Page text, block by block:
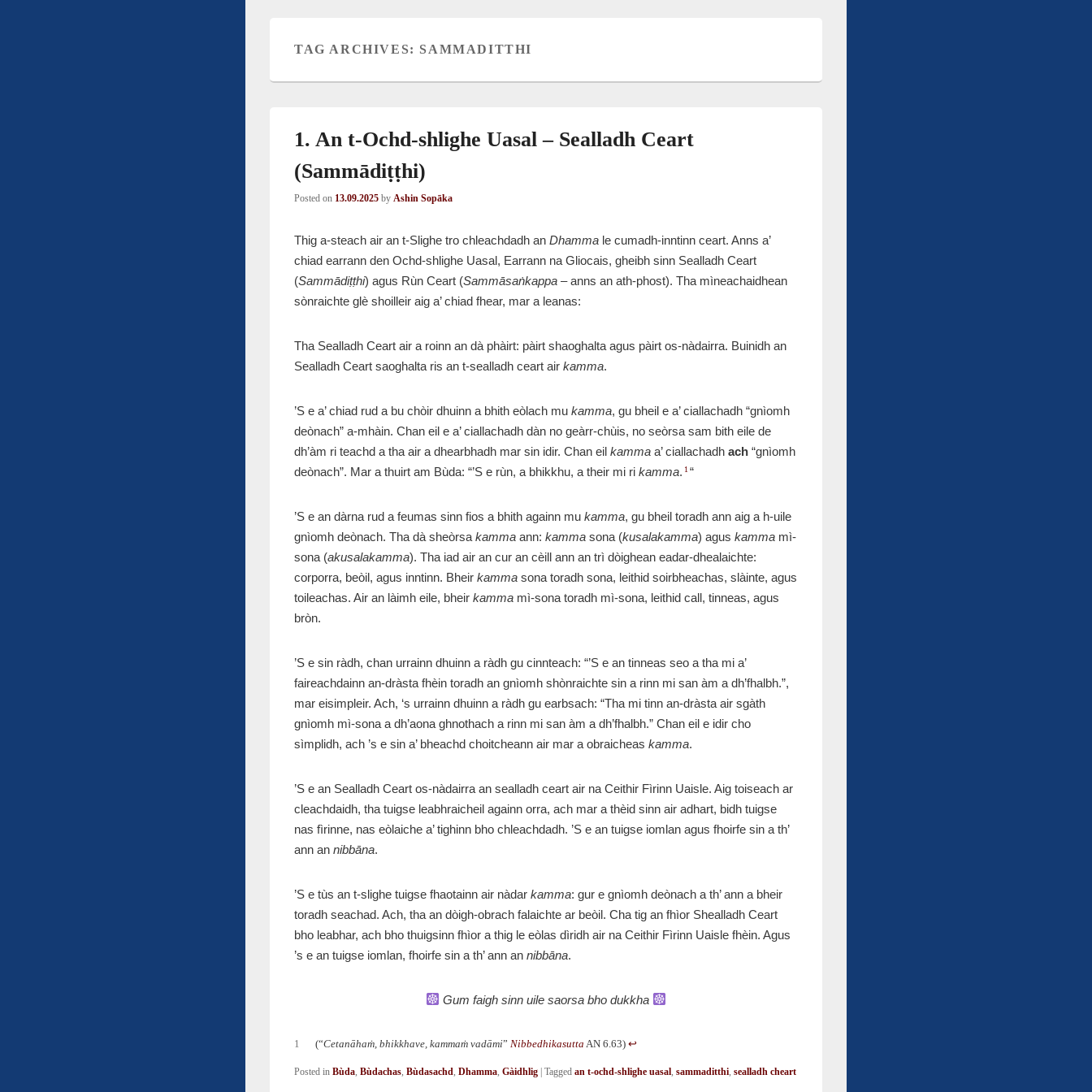
TAG ARCHIVES: SAMMADITTHI
1. An t-Ochd-shlighe Uasal – Sealladh Ceart
(Sammādiṭṭhi)
Posted on 13.09.2025 by Ashin Sopāka
Thig a-steach air an t-Slighe tro chleachdadh an Dhamma le cumadh-inntinn ceart. Anns a’
chiad earrann den Ochd-shlighe Uasal, Earrann na Gliocais, gheibh sinn Sealladh Ceart
(Sammādiṭṭhi) agus Rùn Ceart (Sammāsaṅkappa – anns an ath-phost). Tha mìneachaidhean
sònraichte glè shoilleir aig a’ chiad fhear, mar a leanas:
Tha Sealladh Ceart air a roinn an dà phàirt: pàirt shaoghalta agus pàirt os-nàdairra. Buinidh an
Sealladh Ceart saoghalta ris an t-sealladh ceart air kamma.
’S e a’ chiad rud a bu chòir dhuinn a bhith eòlach mu kamma, gu bheil e a’ ciallachadh “gnìomh
deònach” a-mhàin. Chan eil e a’ ciallachadh dàn no geàrr-chùis, no seòrsa sam bith eile de
dh’àm ri teachd a tha air a dhearbhadh mar sin idir. Chan eil kamma a’ ciallachadh ach “gnìomh
deònach”. Mar a thuirt am Bùda: “’S e rùn, a bhikkhu, a their mi ri kamma. 1 “
’S e an dàrna rud a feumas sinn fios a bhith againn mu kamma, gu bheil toradh ann aig a h-uile
gnìomh deònach. Tha dà sheòrsa kamma ann: kamma sona (kusalakamma) agus kamma mì-
sona (akusalakamma). Tha iad air an cur an cèill ann an trì dòighean eadar-dhealaichte:
corporra, beòil, agus inntinn. Bheir kamma sona toradh sona, leithid soirbheachas, slàinte, agus
toileachas. Air an làimh eile, bheir kamma mì-sona toradh mì-sona, leithid call, tinneas, agus
bròn.
’S e sin ràdh, chan urrainn dhuinn a ràdh gu cinnteach: “’S e an tinneas seo a tha mi a’
faireachdainn an-dràsta fhèin toradh an gnìomh shònraichte sin a rinn mi san àm a dh’fhalbh.”,
mar eisimpleir. Ach, ‘s urrainn dhuinn a ràdh gu earbsach: “Tha mi tinn an-dràsta air sgàth
gnìomh mì-sona a dh’aona ghnothach a rinn mi san àm a dh’fhalbh.” Chan eil e idir cho
sìmplidh, ach ’s e sin a’ bheachd choitcheann air mar a obraicheas kamma.
’S e an Sealladh Ceart os-nàdairra an sealladh ceart air na Ceithir Fìrinn Uaisle. Aig toiseach ar
cleachdaidh, tha tuigse leabhraicheil againn orra, ach mar a thèid sinn air adhart, bidh tuigse
nas fìrinne, nas eòlaiche a’ tighinn bho chleachdadh. ’S e an tuigse iomlan agus fhoirfe sin a th’
ann an nibbāna.
’S e tùs an t-slighe tuigse fhaotainn air nàdar kamma: gur e gnìomh deònach a th’ ann a bheir
toradh seachad. Ach, tha an dòigh-obrach falaichte ar beòil. Cha tig an fhìor Shealladh Ceart
bho leabhar, ach bho thuigsinn fhìor a thig le eòlas dìridh air na Ceithir Fìrinn Uaisle fhèin. Agus
’s e an tuigse iomlan, fhoirfe sin a th’ ann an nibbāna.
Gum faigh sinn uile saorsa bho dukkha
1 (“Cetanāhaṁ, bhikkhave, kammaṁ vadāmi” Nibbedhikasutta AN 6.63)↩︎
Posted in Bùda, Bùdachas, Bùdasachd, Dhamma, Gàidhlig Tagged an t-ochd-shlighe uasal, sammaditthi, sealladh cheart